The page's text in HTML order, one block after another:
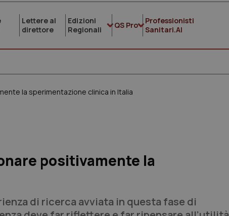
Lettere al
direttore
Edizioni
Regionali
QS Pro
Professionisti
Sanitari.AI
la sperimentazione clinica in Italia
positivamente la
di ricerca avviata in questa fase di